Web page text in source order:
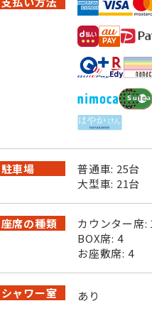
駐車場
普通車: 25台
大型車: 21台
座席の種類
カウンター席:
BOX席: 4
お座敷席: 4
シャワー室 あり